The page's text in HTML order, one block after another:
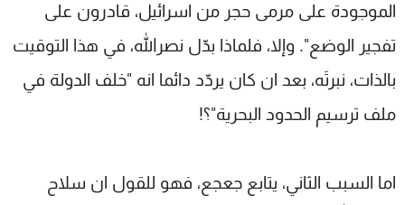
الموجودة على مرمى حجر من اسرائيل، قادرون على
تفجير الوضع". وإلا، فلماذا بدّل نصرالله، في هذا التوقيت
بالذات، نبرتَه، بعد ان كان يردّد دائما انه "خلف الدولة في
ملف ترسيم الحدود البحرية"؟!
اما السبب الثاني، يتابع جعجع، فهو للقول ان سلاح